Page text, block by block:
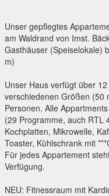
Unser gepflegtes
am Waldrand von Imst.
Gasthäuser (Speiselokale)
m)
Unser Haus verfügt über
verschiedenen Größen (50
Personen. Alle
(29 Programme, auch RTL
Kochplatten, Mikrowelle,
Toaster, Kühlschrank mit
Für jedes Appartement
Verfügung.
NEU: Fitnessraum mit